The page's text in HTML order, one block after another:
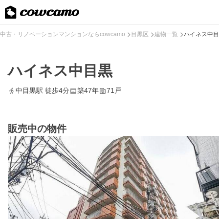
中古・リノベーションマンションならcowcamo 目黒区 建物一覧 ハイネス中
ハイネス中目黒
中目黒駅 徒歩4分 築47年 71戸
販売中の物件